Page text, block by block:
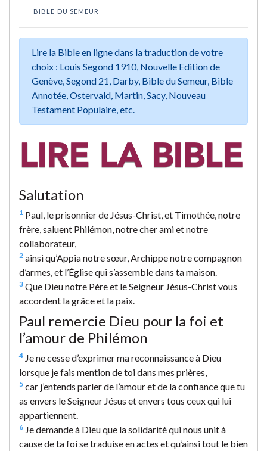
BIBLE DU SEMEUR
Lire la Bible en ligne dans la traduction de votre
choix : Louis Segond 1910, Nouvelle Edition de
Genève, Segond 21, Darby, Bible du Semeur, Bible
Annotée, Ostervald, Martin, Sacy, Nouveau
Testament Populaire, etc.
Salutation
1 Paul, le prisonnier de Jésus-Christ, et Timothée, notre
frère, saluent Philémon, notre cher ami et notre
collaborateur,
2 ainsi qu’Appia notre sœur, Archippe notre compagnon
d’armes, et l’Église qui s’assemble dans ta maison.
3 Que Dieu notre Père et le Seigneur Jésus-Christ vous
accordent la grâce et la paix.
Paul remercie Dieu pour la foi et
l’amour de Philémon
4 Je ne cesse d’exprimer ma reconnaissance à Dieu
lorsque je fais mention de toi dans mes prières,
5 car j’entends parler de l’amour et de la confiance que tu
as envers le Seigneur Jésus et envers tous ceux qui lui
appartiennent.
6 Je demande à Dieu que la solidarité qui nous unit à
cause de ta foi se traduise en actes et qu’ainsi tout le bien